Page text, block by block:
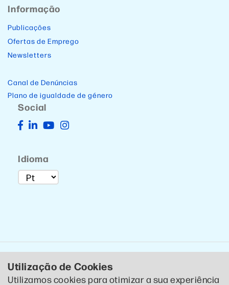
Informação
Publicações
Ofertas de Emprego
Newsletters
Canal de Denúncias
Plano de igualdade de género
Social
Idioma
Utilização de Cookies
Utilizamos cookies para otimizar a sua experiência